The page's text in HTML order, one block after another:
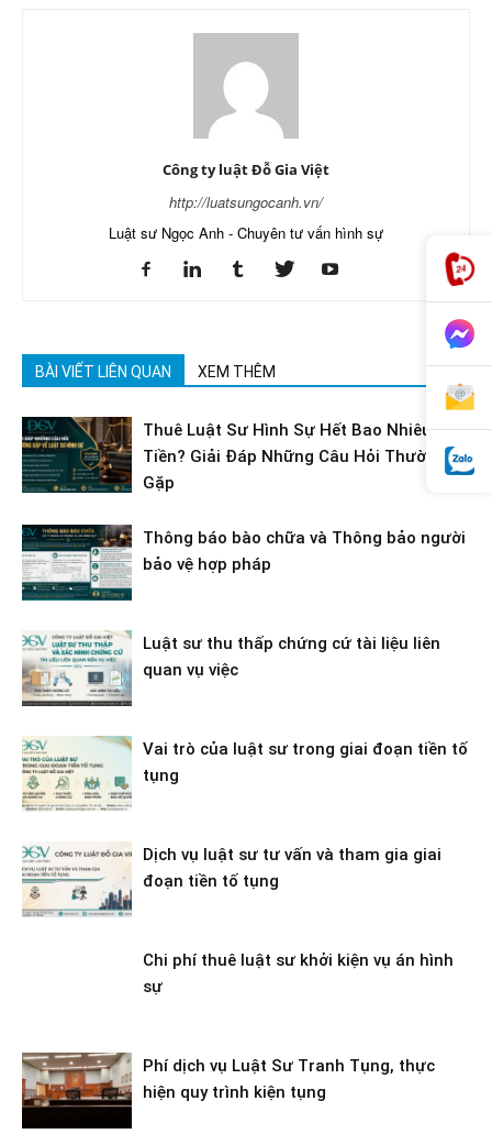
Công ty luật Đỗ Gia Việt
http://luatsungocanh.vn/
Luật sư Ngọc Anh - Chuyên tư vấn hình sự
BÀI VIẾT LIÊN QUAN XEM THÊM
Thuê Luật Sư Hình Sự Hết Bao Nhiêu
Tiền? Giải Đáp Những Câu Hỏi Thường
Gặp
Thông báo bào chữa và Thông bảo người
bảo vệ hợp pháp
Luật sư thu thấp chứng cứ tài liệu liên
quan vụ việc
Vai trò của luật sư trong giai đoạn tiền tố
tụng
Dịch vụ luật sư tư vấn và tham gia giai
đoạn tiền tố tụng
Chi phí thuê luật sư khởi kiện vụ án hình
sự
Phí dịch vụ Luật Sư Tranh Tụng, thực
hiện quy trình kiện tụng